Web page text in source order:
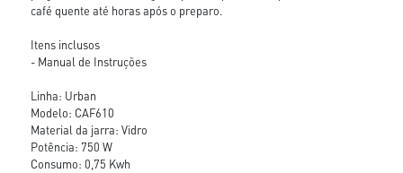
café quente até horas após o preparo.
Itens inclusos
- Manual de Instruções
Linha: Urban
Modelo: CAF610
Material da jarra: Vidro
Potência: 750 W
Consumo: 0,75 Kwh